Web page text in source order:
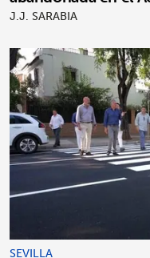
J.J. SARABIA
SEVILLA